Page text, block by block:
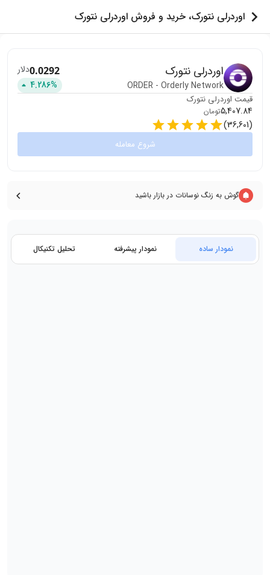
اوردرلی نتورک، خرید و فروش اوردرلی نتورک
اوردرلی نتورک
ORDER - Orderly Network
0.0292دلار
4.286%
قیمت اوردرلی نتورک
5,407.84تومان
(
36,601
)
شروع معامله
گوش به زنگ نوسانات در بازار باشید
نمودار ساده نمودار پیشرفته تحلیل تکنیکال